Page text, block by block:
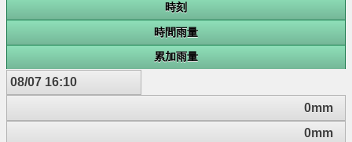
時刻
時間雨量
累加雨量
08/07 16:10
0mm
0mm